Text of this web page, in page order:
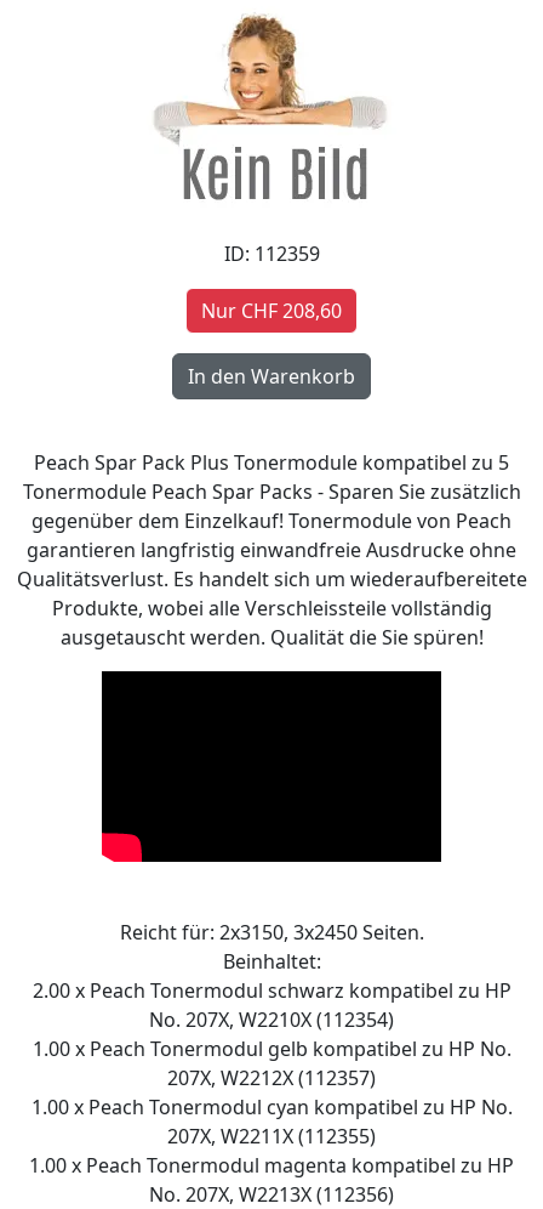
ID: 112359
Nur CHF 208,60
Peach Spar Pack Plus Tonermodule kompatibel zu 5
Tonermodule Peach Spar Packs - Sparen Sie zusätzlich
gegenüber dem Einzelkauf! Tonermodule von Peach
garantieren langfristig einwandfreie Ausdrucke ohne
Qualitätsverlust. Es handelt sich um wiederaufbereitete
Produkte, wobei alle Verschleissteile vollständig
ausgetauscht werden. Qualität die Sie spüren!
Reicht für: 2x3150, 3x2450 Seiten.
Beinhaltet:
2.00 x Peach Tonermodul schwarz kompatibel zu HP
No. 207X, W2210X (112354)
1.00 x Peach Tonermodul gelb kompatibel zu HP No.
207X, W2212X (112357)
1.00 x Peach Tonermodul cyan kompatibel zu HP No.
207X, W2211X (112355)
1.00 x Peach Tonermodul magenta kompatibel zu HP
No. 207X, W2213X (112356)